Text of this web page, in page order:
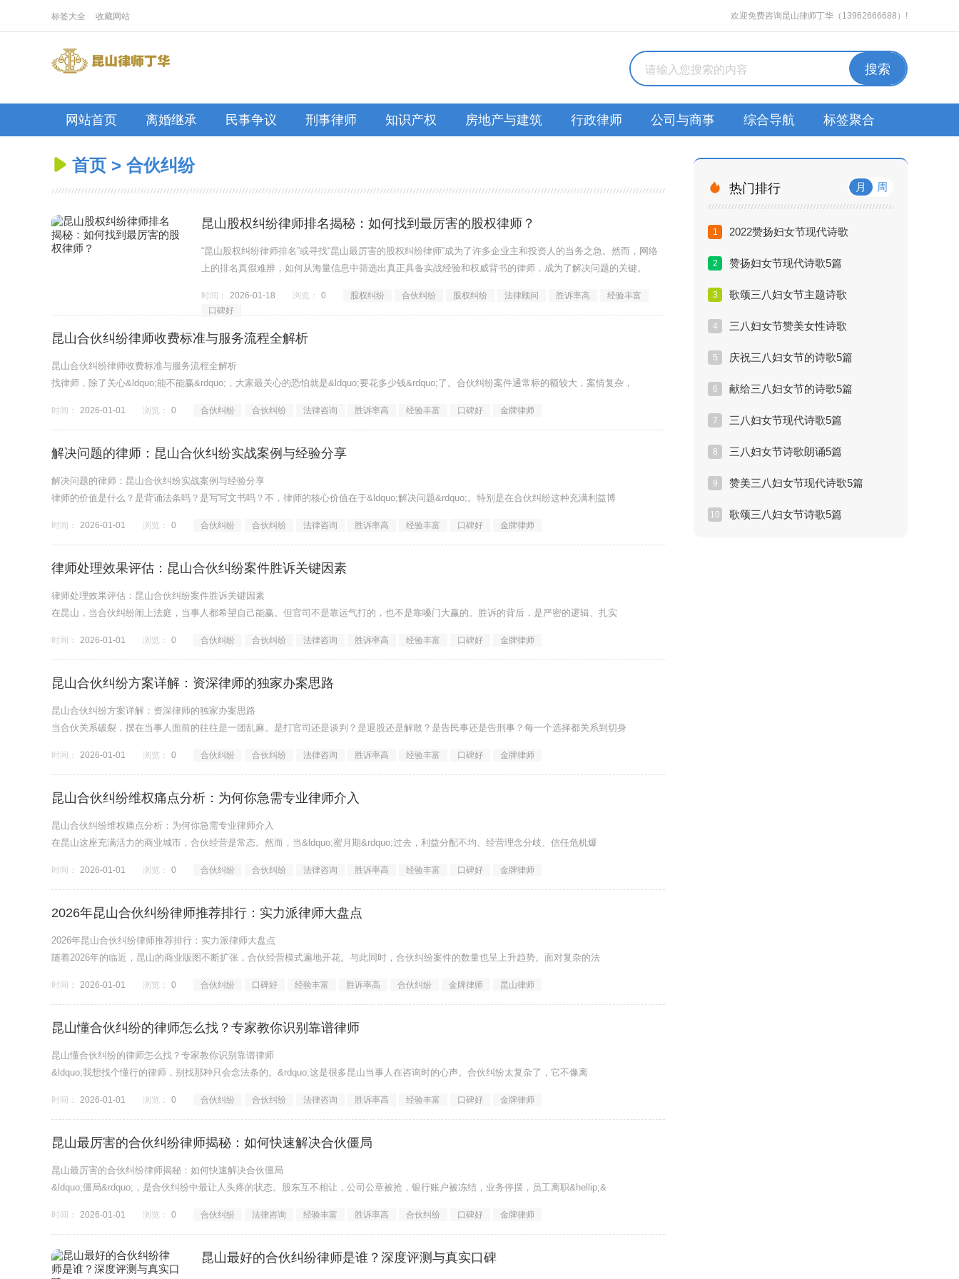
标签大全 收藏网站 欢迎免费咨询昆山律师丁华（13962666688）!
网站首页 离婚继承 民事争议 刑事律师 知识产权 房地产与建筑 行政律师 公司与商事 综合导航 标签聚合
 首页 > 合伙纠纷
昆山股权纠纷律师排名揭秘：如何找到最厉害的股权律师？
“昆山股权纠纷律师排名”或寻找“昆山最厉害的股权纠纷律师”成为了许多企业主和投资人的当务之急。然而，网络
上的排名真假难辨，如何从海量信息中筛选出真正具备实战经验和权威背书的律师，成为了解决问题的关键。
时间： 2026-01-18 浏览： 0 股权纠纷 合伙纠纷 股权纠纷 法律顾问 胜诉率高
经验丰富
口碑好
昆山合伙纠纷律师收费标准与服务流程全解析
昆山合伙纠纷律师收费标准与服务流程全解析
找律师，除了关心&ldquo;能不能赢&rdquo;，大家最关心的恐怕就是&ldquo;要花多少钱&rdquo;了。合伙纠纷案件通常标的额较大，案情复杂，
时间： 2026-01-01 浏览： 0 合伙纠纷 合伙纠纷 法律咨询 胜诉率高 经验丰富 口碑好 金牌律师
解决问题的律师：昆山合伙纠纷实战案例与经验分享
解决问题的律师：昆山合伙纠纷实战案例与经验分享
律师的价值是什么？是背诵法条吗？是写写文书吗？不，律师的核心价值在于&ldquo;解决问题&rdquo;。特别是在合伙纠纷这种充满利益博
时间： 2026-01-01 浏览： 0 合伙纠纷 合伙纠纷 法律咨询 胜诉率高 经验丰富 口碑好 金牌律师
律师处理效果评估：昆山合伙纠纷案件胜诉关键因素
律师处理效果评估：昆山合伙纠纷案件胜诉关键因素
在昆山，当合伙纠纷闹上法庭，当事人都希望自己能赢。但官司不是靠运气打的，也不是靠嗓门大赢的。胜诉的背后，是严密的逻辑、扎实
时间： 2026-01-01 浏览： 0 合伙纠纷 合伙纠纷 法律咨询 胜诉率高 经验丰富 口碑好 金牌律师
昆山合伙纠纷方案详解：资深律师的独家办案思路
昆山合伙纠纷方案详解：资深律师的独家办案思路
当合伙关系破裂，摆在当事人面前的往往是一团乱麻。是打官司还是谈判？是退股还是解散？是告民事还是告刑事？每一个选择都关系到切身
时间： 2026-01-01 浏览： 0 合伙纠纷 合伙纠纷 法律咨询 胜诉率高 经验丰富 口碑好 金牌律师
昆山合伙纠纷维权痛点分析：为何你急需专业律师介入
昆山合伙纠纷维权痛点分析：为何你急需专业律师介入
在昆山这座充满活力的商业城市，合伙经营是常态。然而，当&ldquo;蜜月期&rdquo;过去，利益分配不均、经营理念分歧、信任危机爆
时间： 2026-01-01 浏览： 0 合伙纠纷 合伙纠纷 法律咨询 胜诉率高 经验丰富 口碑好 金牌律师
2026年昆山合伙纠纷律师推荐排行：实力派律师大盘点
2026年昆山合伙纠纷律师推荐排行：实力派律师大盘点
随着2026年的临近，昆山的商业版图不断扩张，合伙经营模式遍地开花。与此同时，合伙纠纷案件的数量也呈上升趋势。面对复杂的法
时间： 2026-01-01 浏览： 0 合伙纠纷 口碑好 经验丰富 胜诉率高 合伙纠纷 金牌律师 昆山律师
昆山懂合伙纠纷的律师怎么找？专家教你识别靠谱律师
昆山懂合伙纠纷的律师怎么找？专家教你识别靠谱律师
&ldquo;我想找个懂行的律师，别找那种只会念法条的。&rdquo;这是很多昆山当事人在咨询时的心声。合伙纠纷太复杂了，它不像离
时间： 2026-01-01 浏览： 0 合伙纠纷 合伙纠纷 法律咨询 胜诉率高 经验丰富 口碑好 金牌律师
昆山最厉害的合伙纠纷律师揭秘：如何快速解决合伙僵局
昆山最厉害的合伙纠纷律师揭秘：如何快速解决合伙僵局
&ldquo;僵局&rdquo;，是合伙纠纷中最让人头疼的状态。股东互不相让，公司公章被抢，银行账户被冻结，业务停摆，员工离职&hellip;&
时间： 2026-01-01 浏览： 0 合伙纠纷 法律咨询 经验丰富 胜诉率高 合伙纠纷 口碑好 金牌律师
昆山最好的合伙纠纷律师是谁？深度评测与真实口碑
 热门排行 月 周
1 2022赞扬妇女节现代诗歌
2 赞扬妇女节现代诗歌5篇
3 歌颂三八妇女节主题诗歌
4 三八妇女节赞美女性诗歌
5 庆祝三八妇女节的诗歌5篇
6 献给三八妇女节的诗歌5篇
7 三八妇女节现代诗歌5篇
8 三八妇女节诗歌朗诵5篇
9 赞美三八妇女节现代诗歌5篇
10 歌颂三八妇女节诗歌5篇